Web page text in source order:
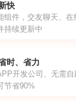
快
组件，交友聊天、
持续更新中
时、省力
开发公司、无需
节省90%